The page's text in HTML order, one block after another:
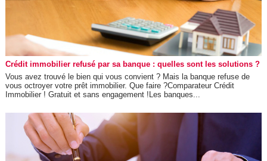
Crédit immobilier refusé par sa banque : quelles sont les solutions ?
Vous avez trouvé le bien qui vous convient ? Mais la banque refuse de
vous octroyer votre prêt immobilier. Que faire ?Comparateur Crédit
Immobilier ! Gratuit et sans engagement !Les banques...